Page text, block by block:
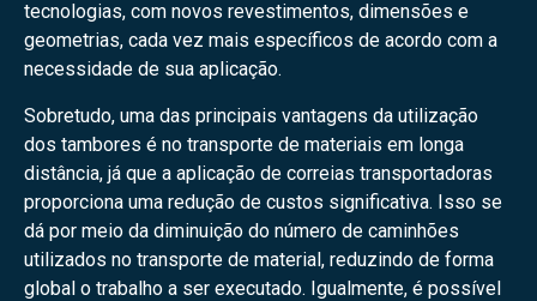
tecnologias, com novos revestimentos, dimensões e
geometrias, cada vez mais específicos de acordo com a
necessidade de sua aplicação.
Sobretudo, uma das principais vantagens da utilização
dos tambores é no transporte de materiais em longa
distância, já que a aplicação de correias transportadoras
proporciona uma redução de custos significativa. Isso se
dá por meio da diminuição do número de caminhões
utilizados no transporte de material, reduzindo de forma
global o trabalho a ser executado. Igualmente, é possível